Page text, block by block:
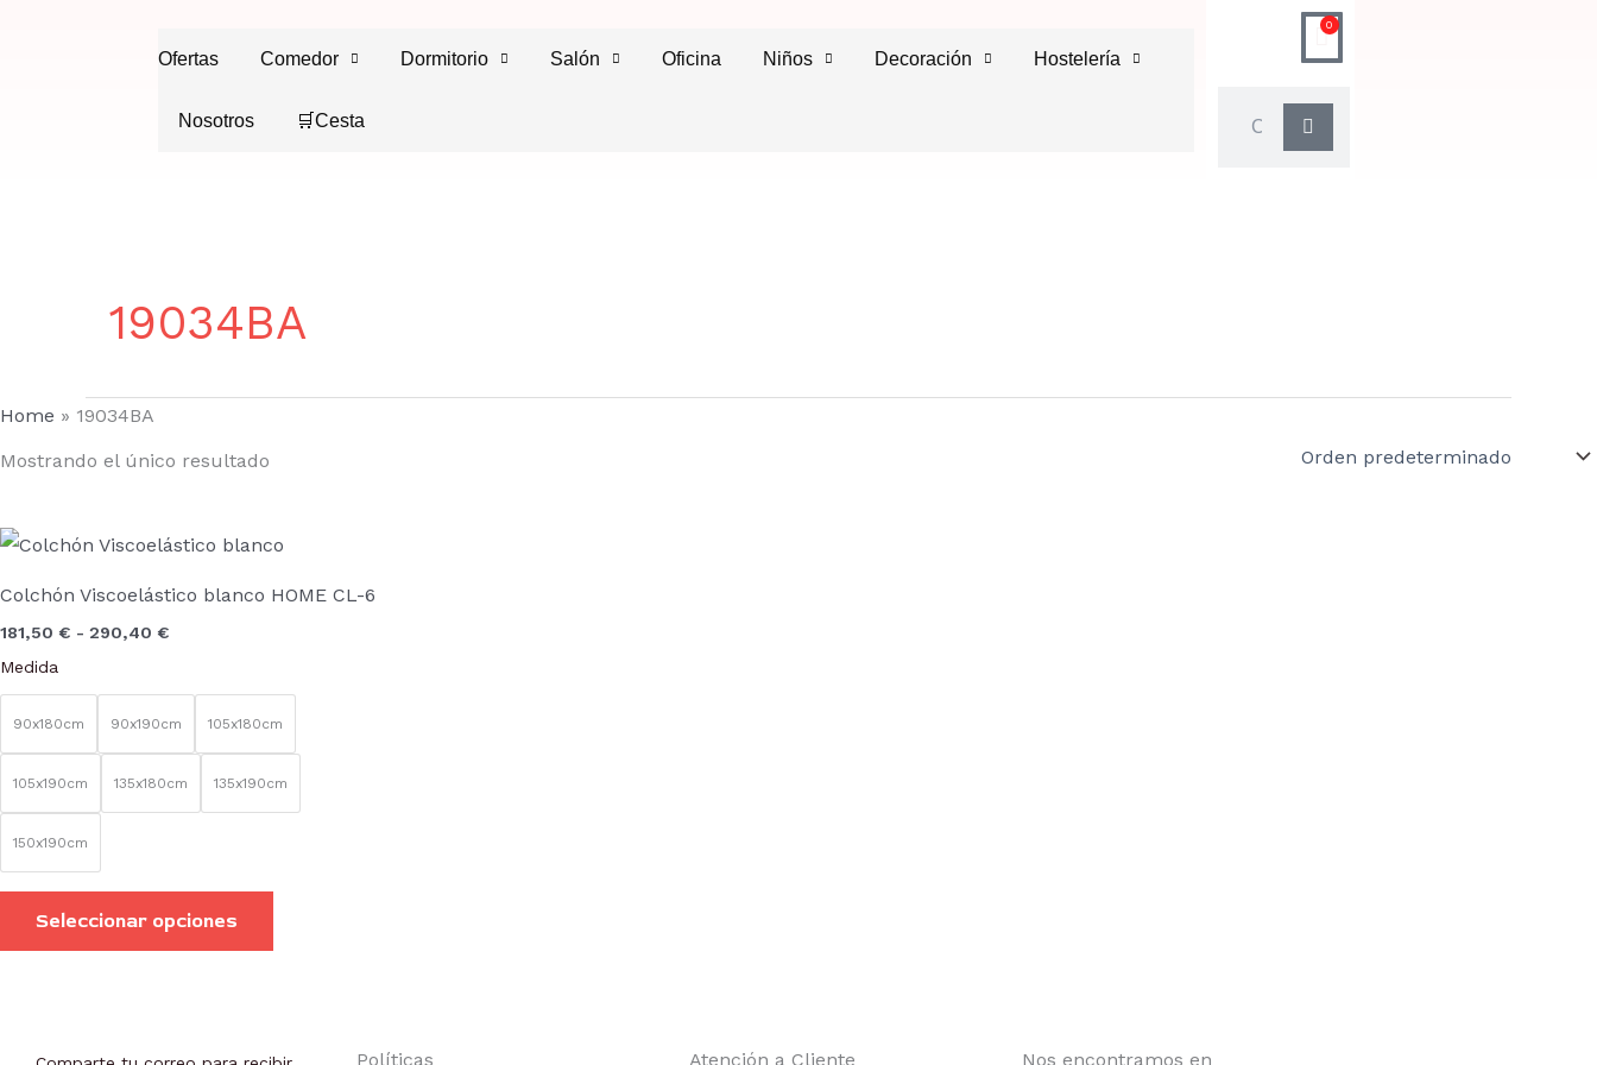
Ofertas Comedor Dormitorio Salón Oficina Niños Decoración Hostelería
Nosotros 🛒Cesta
0
Carrito
19034BA
Home » 19034BA
Mostrando el único resultado
Colchón Viscoelástico blanco HOME CL-6
181,50 € - 290,40 €
Rango
desde
Medida
90x180cm 90x190cm 105x180cm
105x190cm 135x180cm 135x190cm
150x190cm
Seleccionar opciones
Este
Las
opciones
se
pueden
en
página
Políticas Atención a Cliente Nos encontramos en